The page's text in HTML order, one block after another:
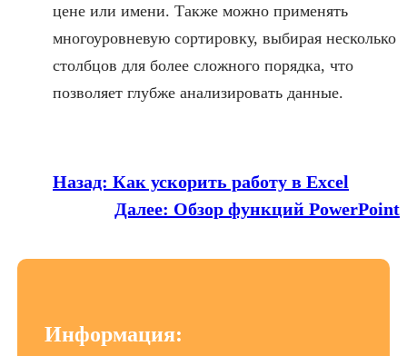
цене или имени. Также можно применять
многоуровневую сортировку, выбирая несколько
столбцов для более сложного порядка, что
позволяет глубже анализировать данные.
Назад: Как ускорить работу в Excel
Далее: Обзор функций PowerPoint
Информация: